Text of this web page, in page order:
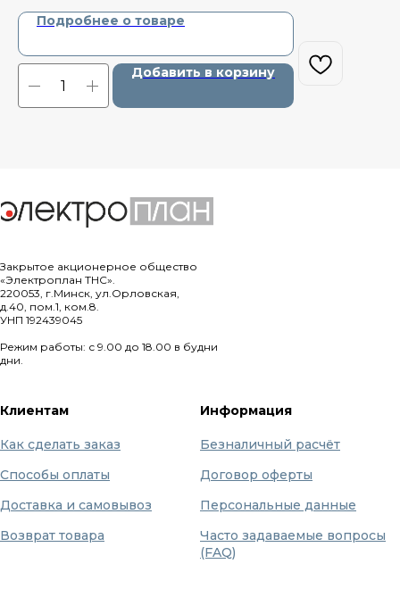
Подробнее о товаре
Добавить в корзину
Закрытое акционерное общество
«Электроплан ТНС».
220053, г.Минск, ул.Орловская,
д.40, пом.1, ком.8.
УНП 192439045
Режим работы: с 9.00 до 18.00 в будни
дни.
Клиентам
Как сделать заказ
Способы оплаты
Доставка и самовывоз
Возврат товара
Информация
Безналичный расчёт
Договор оферты
Персональные данные
Часто задаваемые вопросы
(FAQ)